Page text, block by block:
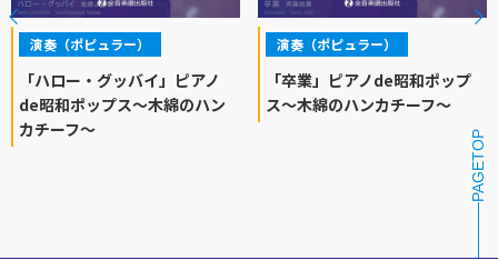
演奏（ポピュラー）
「ハロー・グッバイ」ピアノ
de昭和ポップス～木綿のハン
カチーフ～
演奏（ポピュラー）
「卒業」ピアノde昭和ポップ
ス～木綿のハンカチーフ～
PAGETOP